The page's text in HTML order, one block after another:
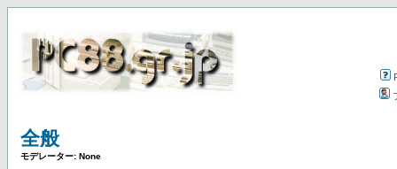
全般
モデレーター: None